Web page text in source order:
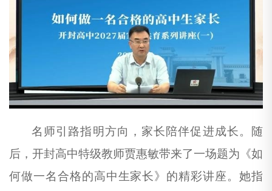
名师引路指明方向，家长陪伴促进成长。随
后，开封高中特级教师贾惠敏带来了一场题为《如
何做一名合格的高中生家长》的精彩讲座。她指